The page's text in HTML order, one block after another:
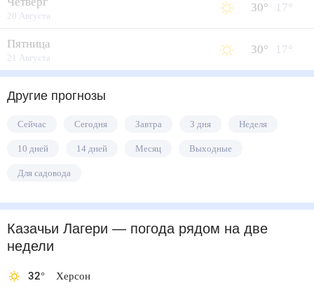
20 Августа
30° 17°
Пятница
21 Августа
30° 17°
Другие прогнозы
Сейчас Сегодня Завтра 3 дня Неделя
10 дней 14 дней Месяц Выходные
Для садовода
Казачьи Лагери — погода рядом на две
недели
32° Херсон